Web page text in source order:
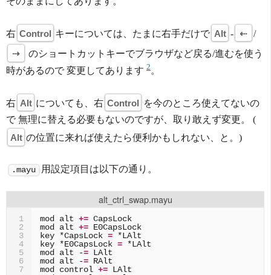
右 Control キーについては、たまに右手だけで Alt - ⇠
/
⇢
のショートカットキーでブラウザなど戻る/進むを使う
時があるので 変更してあります 2 。
右 Alt についても、右 Control を今のところ使えてないの
で 無理に替える必要もないのですが、取り敢えず変更。 (
Alt の位置に来れば使えたら便利かもしれない、と。)
.mayu 用設定項目は以下の通り。
alt_ctrl_swap.mayu
1
2
3
4
5
6
7
mod alt +=
mod
alt +=
key *CapsLock =
key *E0CapsLock =
mod
alt -=
mod
alt -=
mod
control +=